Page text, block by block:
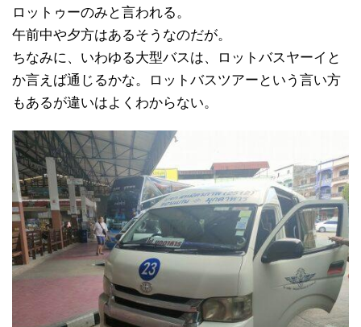
ロットゥーのみと言われる。
午前中や夕方はあるそうなのだが。
ちなみに、いわゆる大型バスは、ロットバスヤーイと
か言えば通じるかな。ロットバスツアーという言い方
もあるが違いはよくわからない。